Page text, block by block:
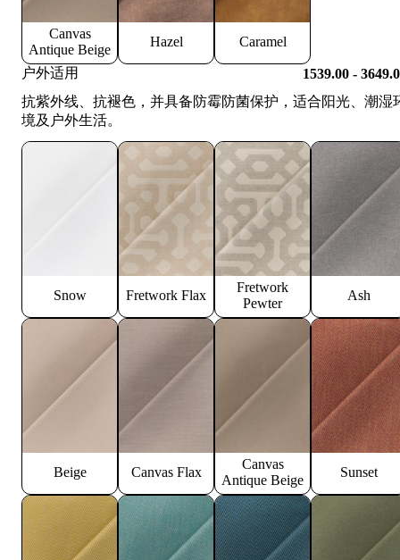
Canvas
Antique Beige
Hazel Caramel
户外适用
1539.00 -
抗紫外线、抗褪色，并具备防霉防菌保护，适合阳光、潮湿
境及户外生活。
Snow Fretwork Flax
Fretwork
Pewter
Ash
Beige Canvas Flax
Canvas
Antique Beige
Sunset